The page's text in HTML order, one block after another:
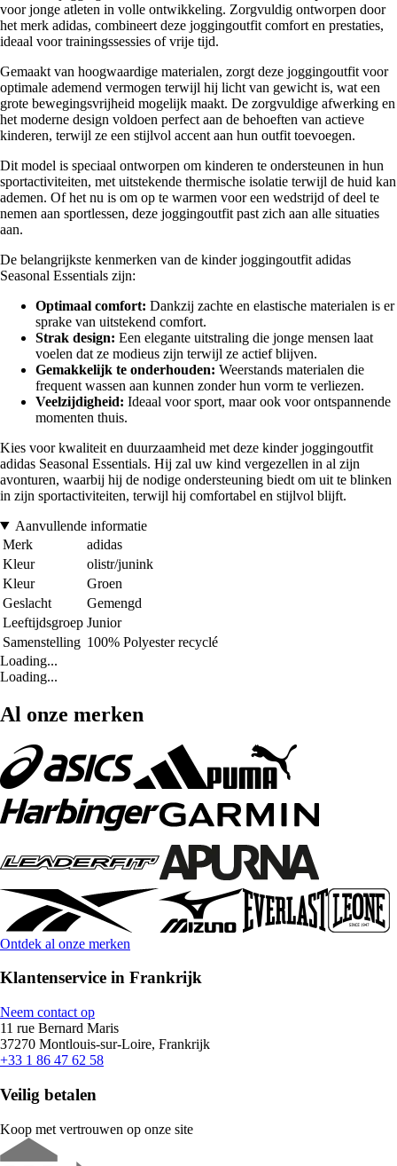
voor jonge atleten in volle ontwikkeling. Zorgvuldig ontworpen door
het merk adidas, combineert deze joggingoutfit comfort en prestaties,
ideaal voor trainingssessies of vrije tijd.
Gemaakt van hoogwaardige materialen, zorgt deze joggingoutfit voor
optimale ademend vermogen terwijl hij licht van gewicht is, wat een
grote bewegingsvrijheid mogelijk maakt. De zorgvuldige afwerking en
het moderne design voldoen perfect aan de behoeften van actieve
kinderen, terwijl ze een stijlvol accent aan hun outfit toevoegen.
Dit model is speciaal ontworpen om kinderen te ondersteunen in hun
sportactiviteiten, met uitstekende thermische isolatie terwijl de huid kan
ademen. Of het nu is om op te warmen voor een wedstrijd of deel te
nemen aan sportlessen, deze joggingoutfit past zich aan alle situaties
aan.
De belangrijkste kenmerken van de kinder joggingoutfit adidas
Seasonal Essentials zijn:
Optimaal comfort: Dankzij zachte en elastische materialen is er
sprake van uitstekend comfort.
Strak design: Een elegante uitstraling die jonge mensen laat
voelen dat ze modieus zijn terwijl ze actief blijven.
Gemakkelijk te onderhouden: Weerstands materialen die
frequent wassen aan kunnen zonder hun vorm te verliezen.
Veelzijdigheid: Ideaal voor sport, maar ook voor ontspannende
momenten thuis.
Kies voor kwaliteit en duurzaamheid met deze kinder joggingoutfit
adidas Seasonal Essentials. Hij zal uw kind vergezellen in al zijn
avonturen, waarbij hij de nodige ondersteuning biedt om uit te blinken
in zijn sportactiviteiten, terwijl hij comfortabel en stijlvol blijft.
Aanvullende informatie
Merk
adidas
Kleur
olistr/junink
Kleur
Groen
Geslacht
Gemengd
Leeftijdsgroep Junior
Samenstelling 100% Polyester recyclé
Loading...
Loading...
Al onze merken
Ontdek al onze merken
Klantenservice in Frankrijk
Neem contact op
11 rue Bernard Maris
37270 Montlouis-sur-Loire, Frankrijk
+33 1 86 47 62 58
Veilig betalen
Koop met vertrouwen op onze site